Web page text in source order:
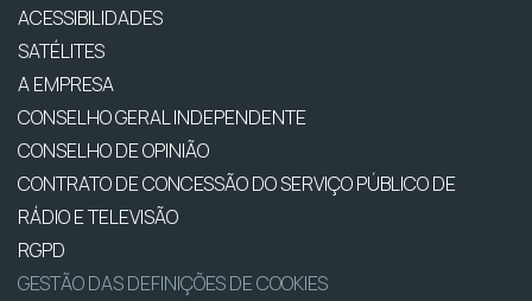
ACESSIBILIDADES
SATÉLITES
A EMPRESA
CONSELHO GERAL INDEPENDENTE
CONSELHO DE OPINIÃO
CONTRATO DE CONCESSÃO DO SERVIÇO PÚBLICO DE
RÁDIO E TELEVISÃO
RGPD
GESTÃO DAS DEFINIÇÕES DE COOKIES